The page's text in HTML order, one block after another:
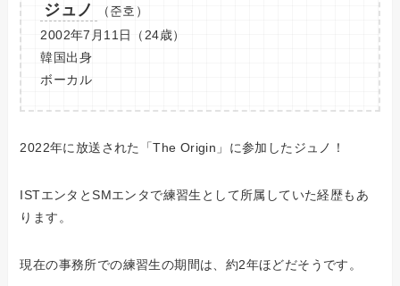
ジュノ
（준호）
2002年7月11日（24歳）
韓国出身
ボーカル
2022年に放送された「The Origin」に参加したジュノ！
ISTエンタとSMエンタで練習生として所属していた経歴もあ
ります。
現在の事務所での練習生の期間は、約2年ほどだそうです。